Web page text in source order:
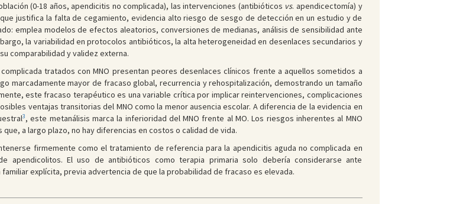
(0-18 años, apendicitis no complicada), las intervenciones (antibióticos vs. apendicectomía) y
justifica la falta de cegamiento, evidencia alto riesgo de sesgo de detección en un estudio y de
emplea modelos de efectos aleatorios, conversiones de medianas, análisis de sensibilidad ante
la variabilidad en protocolos antibióticos, la alta heterogeneidad en desenlaces secundarios y
comparabilidad y validez externa.
tratados con MNO presentan peores desenlaces clínicos frente a aquellos sometidos a
marcadamente mayor de fracaso global, recurrencia y rehospitalización, demostrando un tamaño
este fracaso terapéutico es una variable crítica por implicar reintervenciones, complicaciones
ventajas transitorias del MNO como la menor ausencia escolar. A diferencia de la evidencia en
3, este metanálisis marca la inferioridad del MNO frente al MO. Los riesgos inherentes al MNO
a largo plazo, no hay diferencias en costos o calidad de vida.
firmemente como el tratamiento de referencia para la apendicitis aguda no complicada en
apendicolitos. El uso de antibióticos como terapia primaria solo debería considerarse ante
explícita, previa advertencia de que la probabilidad de fracaso es elevada.